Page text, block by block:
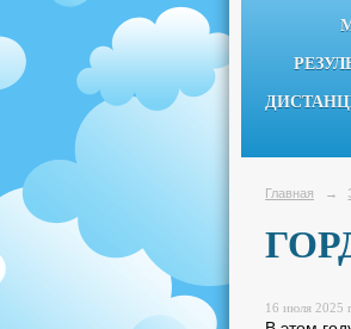
Главная →
16 июля 2025 г.